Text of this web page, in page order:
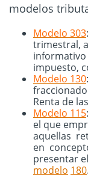
modelos
Modelo 303
trimestral,
impuesto,
Modelo 130
Renta de
Modelo 115
el que
aquellas
en
presentar
modelo 180.